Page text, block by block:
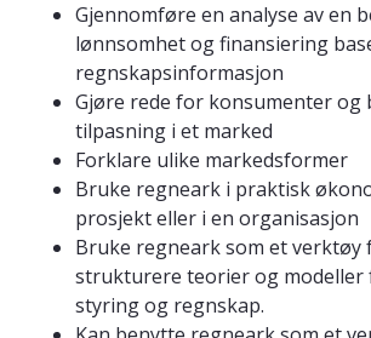
Gjennomføre en analyse av en
lønnsomhet og finansiering
regnskapsinformasjon
Gjøre rede for konsumenter og
tilpasning i et marked
Forklare ulike markedsformer
Bruke regneark i praktisk
prosjekt eller i en organisasjon
Bruke regneark som et verktøy
strukturere teorier og modeller
styring og regnskap.